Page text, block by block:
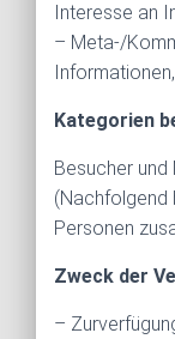
Interesse an
– Meta-/
Kategorien
Besucher
(Nachfolgend
Personen
Zweck der
–